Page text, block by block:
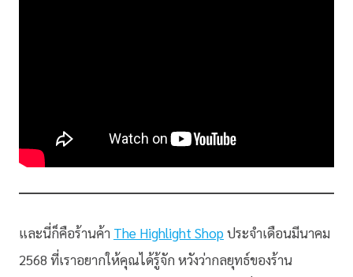
และนี่ก็คือร้านค้า The Highlight Shopประจำเดือนมีนาคม
2568 ที่เราอยากให้คุณได้รู้จัก หวังว่ากลยุทธ์ของร้าน